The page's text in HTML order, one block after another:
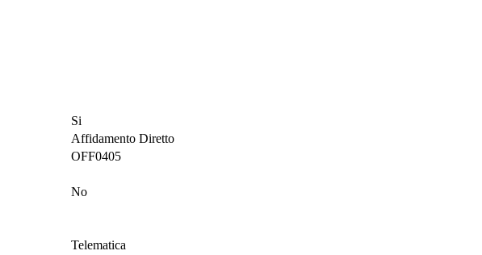
Si
Affidamento Diretto
OFF0405
No
Telematica